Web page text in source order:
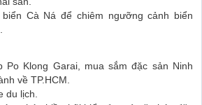
biển Cà Ná để chiêm ngưỡng cảnh biển
Po Klong Garai, mua sắm đặc sản Ninh
về TP.HCM.
du lịch.